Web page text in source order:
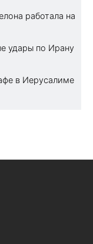
работала на
удары по Ирану
в Иерусалиме